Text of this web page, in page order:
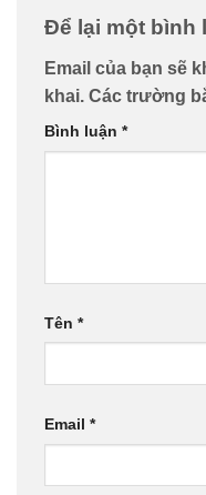
Để lại một bình
Email của bạn sẽ
khai. Các trường
Bình luận *
Tên *
Email *